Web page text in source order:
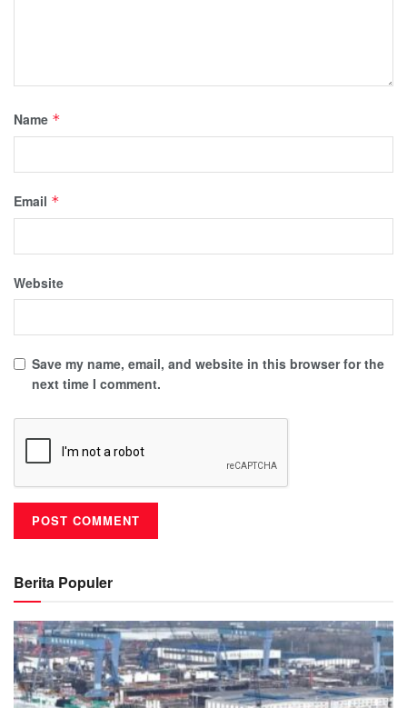
Name *
Email *
Website
Save my name, email, and website in this browser for the
next time I comment.
Berita Populer